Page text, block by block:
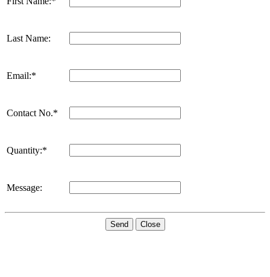
Last Name:
Email:*
Contact No.*
Quantity:*
Message:
Send Close